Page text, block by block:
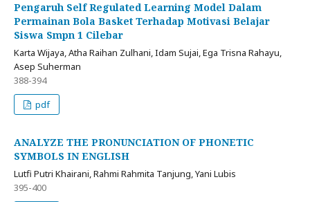
Pengaruh Self Regulated Learning Model Dalam
Permainan Bola Basket Terhadap Motivasi Belajar
Siswa Smpn 1 Cilebar
Karta Wijaya, Atha Raihan Zulhani, Idam Sujai, Ega Trisna Rahayu,
Asep Suherman
388-394
pdf
ANALYZE THE PRONUNCIATION OF PHONETIC
SYMBOLS IN ENGLISH
Lutfi Putri Khairani, Rahmi Rahmita Tanjung, Yani Lubis
395-400